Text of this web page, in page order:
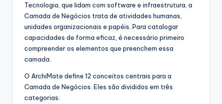
d
Tecnologia, que lidam com software e infraestrutura, a
Camada de Negócios trata de atividades humanas,
unidades organizacionais e papéis. Para catalogar
capacidades de forma eficaz, é necessário primeiro
compreender os elementos que preenchem essa
camada.
O ArchiMate define 12 conceitos centrais para a
Camada de Negócios. Eles são divididos em três
categorias: